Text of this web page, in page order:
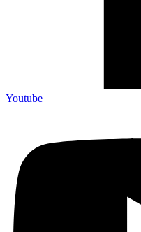
Youtube